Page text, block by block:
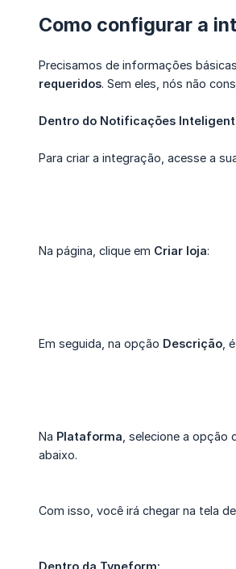
Como configurar a
Precisamos de informações
requeridos. Sem eles, nós não
Dentro do Notificações
Para criar a integração, acesse a
Na página, clique em Criar loja:
Em seguida, na opção Descrição ,
Na Plataforma , selecione a
abaixo.
Com isso, você irá chegar na tela
Dentro da Typeform: